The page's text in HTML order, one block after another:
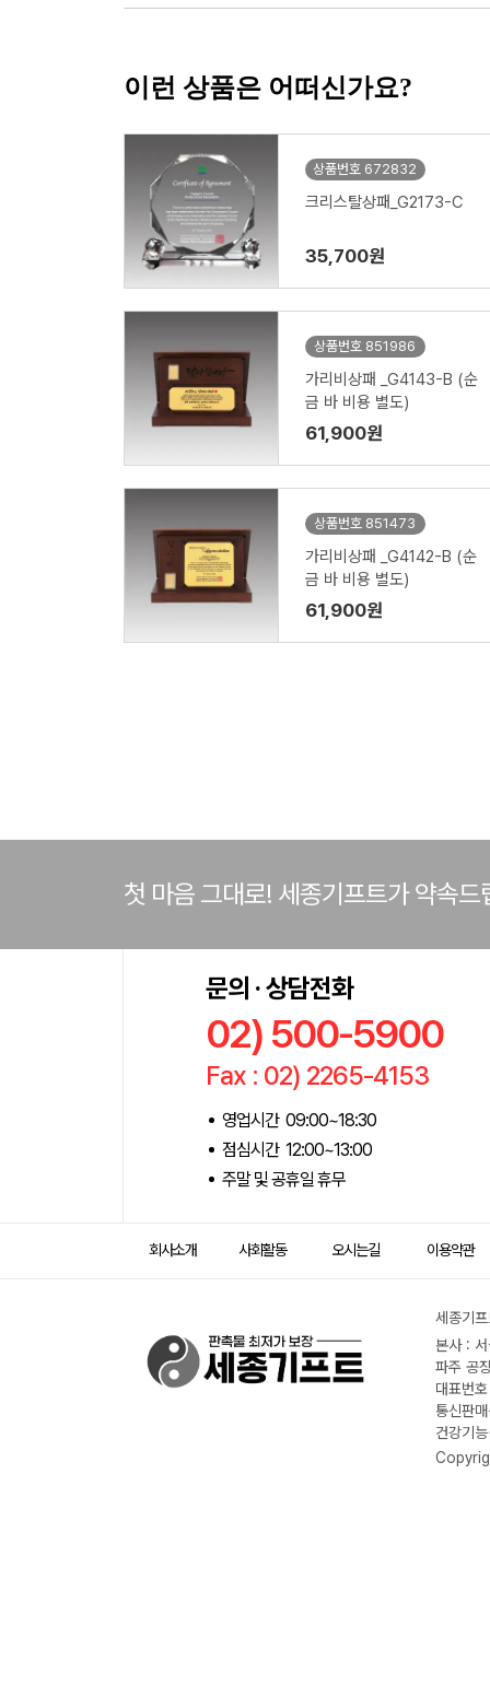
이런 상품은 어떠신가요?
상품번호 672832
크리스탈상패_G2173-C
35,700원
상품번호 851986
가리비상패 _G4143-B (순
금 바 비용 별도)
61,900원
상품번호 851473
가리비상패 _G4142-B (순
금 바 비용 별도)
61,900원
첫 마음 그대로! 세종기프트가 약속드
문의 · 상담전화
02) 500-5900
Fax : 02) 2265-4153
영업시간 09:00~18:30
점심시간 12:00~13:00
주말 및 공휴일 휴무
회사소개 사회활동 오시는길 이용약관
세종기
본사 :
파주 공
대표번
통신판
건강기